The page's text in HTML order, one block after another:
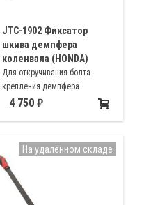
JTC-1902 Фиксатор
шкива демпфера
коленвала (HONDA)
Для откручивания болта
крепления демпфера
коленвала, надежной
вкручивании / откручивании
центрального болта
4 750
На удалённом складе